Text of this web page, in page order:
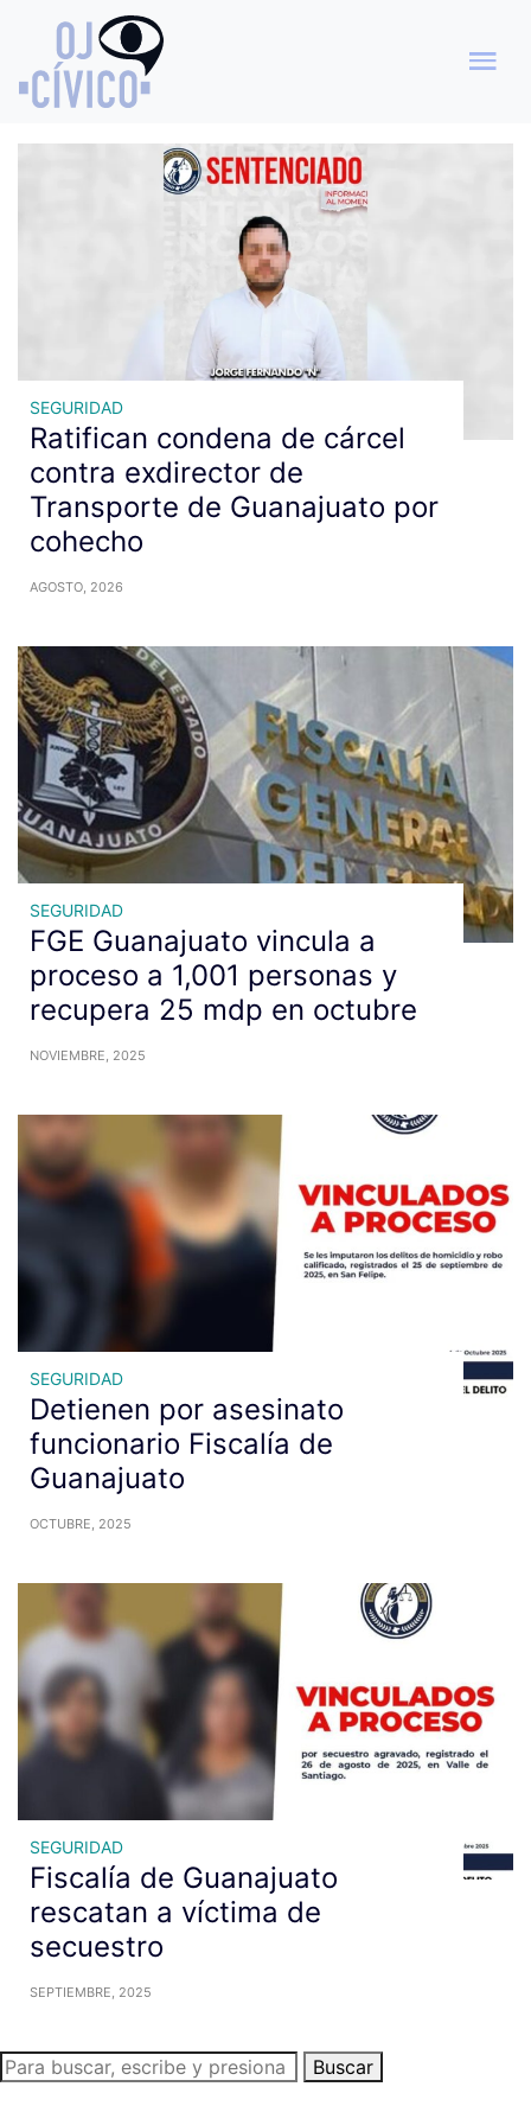
Archivo de etiquetas: FGE
Guanajuato
SEGURIDAD
Ratifican condena de cárcel
contra exdirector de
Transporte de Guanajuato por
cohecho
AGOSTO, 2026
SEGURIDAD
FGE Guanajuato vincula a
proceso a 1,001 personas y
recupera 25 mdp en octubre
NOVIEMBRE, 2025
SEGURIDAD
Detienen por asesinato
funcionario Fiscalía de
Guanajuato
OCTUBRE, 2025
SEGURIDAD
Fiscalía de Guanajuato
rescatan a víctima de
secuestro
SEPTIEMBRE, 2025
Buscar